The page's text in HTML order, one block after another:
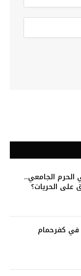
الجامعي..
على الحريات؟
في كفرحمام